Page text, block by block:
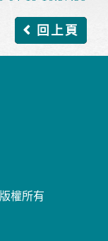
回上頁
權所有